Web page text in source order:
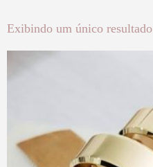
Exibindo um único resultado